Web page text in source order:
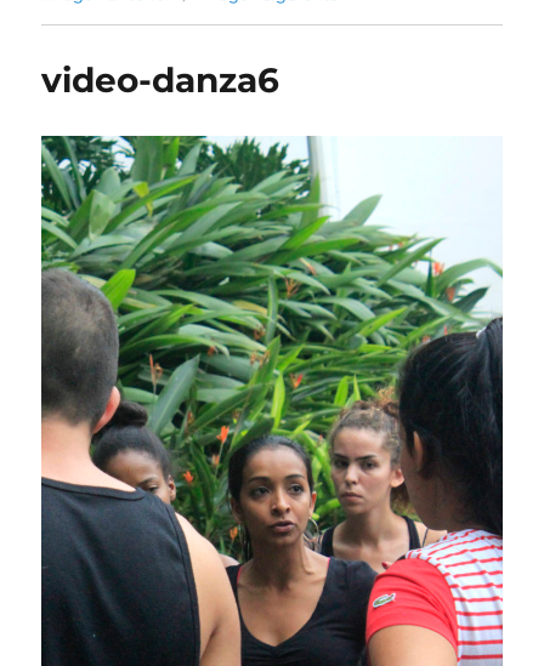
video-danza6